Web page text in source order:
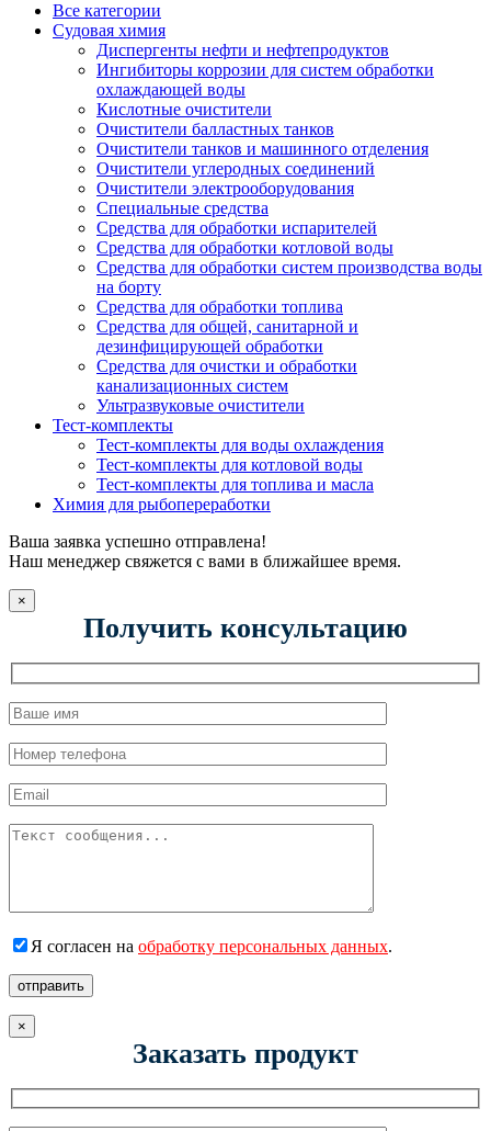
Все категории
Судовая химия
Диспергенты нефти и нефтепродуктов
Ингибиторы коррозии для систем обработки
охлаждающей воды
Кислотные очистители
Очистители балластных танков
Очистители танков и машинного отделения
Очистители углеродных соединений
Очистители электрооборудования
Специальные средства
Средства для обработки испарителей
Средства для обработки котловой воды
Средства для обработки систем производства воды
на борту
Средства для обработки топлива
Средства для общей, санитарной и
дезинфицирующей обработки
Средства для очистки и обработки
канализационных систем
Ультразвуковые очистители
Тест-комплекты
Тест-комплекты для воды охлаждения
Тест-комплекты для котловой воды
Тест-комплекты для топлива и масла
Химия для рыбопереработки
Ваша заявка успешно отправлена!
Наш менеджер свяжется с вами в ближайшее время.
×
Получить консультацию
Я согласен на обработку персональных данных.
отправить
×
Заказать продукт